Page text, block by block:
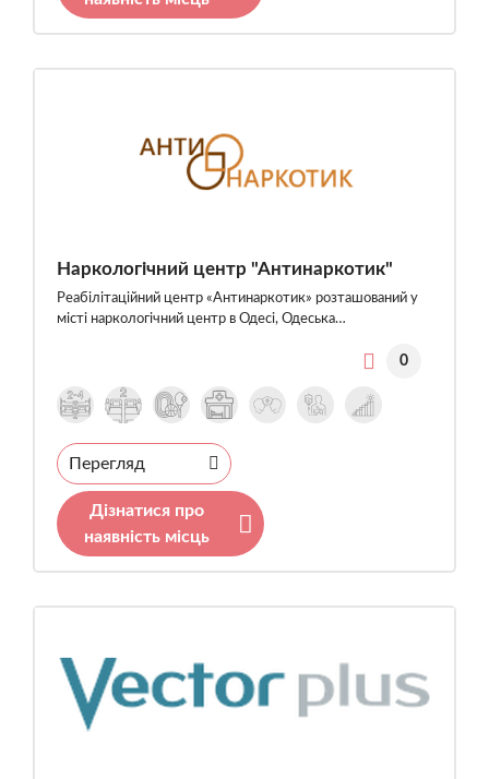
Наркологічний центр "Антинаркотик"
Реабілітаційний центр «Антинаркотик» розташований у
місті наркологічний центр в Одесі, Одеська…
0
Перегляд
Дізнатися про
наявність місць